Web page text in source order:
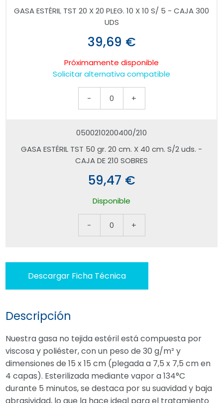
GASA ESTÉRIL TST 20 X 20 PLEG. 10 X 10 S/ 5 - CAJA 300
UDS
39,69 €
Próximamente disponible
Solicitar alternativa compatible
- 0 +
0500210200400/210
GASA ESTÉRIL TST 50 gr. 20 cm. X 40 cm. S/2 uds. -
CAJA DE 210 SOBRES
59,47 €
Disponible
- 0 +
Descargar Ficha Técnica
Descripción
Nuestra gasa no tejida estéril está compuesta por
viscosa y poliéster, con un peso de 30 g/m² y
dimensiones de 15 x 15 cm (plegada a 7,5 x 7,5 cm en
4 capas). Esterilizada mediante vapor a 134°C
durante 5 minutos, se destaca por su suavidad y baja